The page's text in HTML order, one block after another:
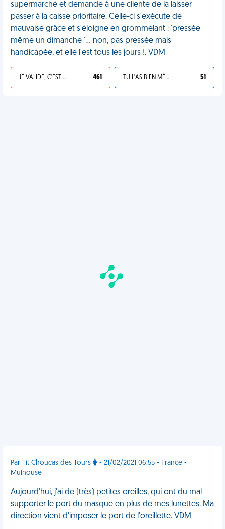
supermarché et demande à une cliente de la laisser
passer à la caisse prioritaire. Celle-ci s'exécute de
mauvaise grâce et s'éloigne en grommelant : 'pressée
même un dimanche '... non, pas pressée mais
handicapée, et elle l'est tous les jours !. VDM
JE VALIDE, C'EST UNE VDM 461 TU L'AS BIEN MÉRITÉ 51
Par Tit Choucas des Tours
- 21/02/2021 06:55 - France -
Mulhouse
Aujourd'hui, j'ai de (très) petites oreilles, qui ont du mal
supporter le port du masque en plus de mes lunettes. Ma
direction vient d'imposer le port de l'oreillette. VDM